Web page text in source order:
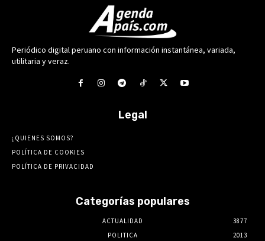
Periódico digital peruano con información instantánea, variada,
utilitaria y veraz.
Legal
¿QUIENES SOMOS?
POLÍTICA DE COOKIES
POLÍTICA DE PRIVACIDAD
Categorías populares
ACTUALIDAD
3877
POLITICA
2013